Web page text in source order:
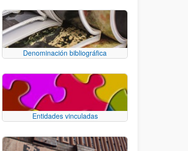
Denominación bibliográfica
Entidades vinculadas